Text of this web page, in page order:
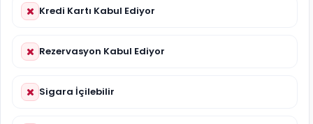
Kredi Kartı Kabul Ediyor
Rezervasyon Kabul Ediyor
Sigara İçilebilir